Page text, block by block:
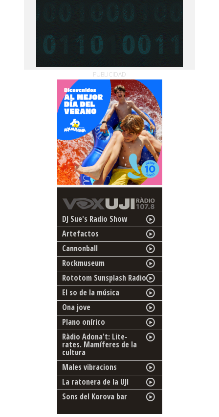
PUBLICIDAD
DJ Sue's Radio Show
Artefactos
Cannonball
Rockmuseum
Rototom Sunsplash Radio
El so de la música
Ona jove
Plano onírico
Ràdio Adona't: Lite-
rates. Mamíferes de la
cultura
Males vibracions
La ratonera de la UJI
Sons del Korova bar